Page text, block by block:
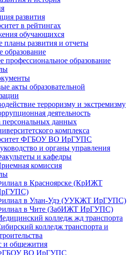
развития
в рейтингах
обучающихся
планы развития и отчеты
образование
профессиональное образование
акты образовательной
терроризму и экстремизму
деятельность
персональных данных
комплекса
ФГБОУ ВО ИрГУПС
и органы управления
и кафедры
комиссия
в Красноярске (КрИЖТ
в Улан-Удэ (УУКЖТ ИрГУПС)
в Чите (ЗабИЖТ ИрГУПС)
колледж жд транспорта
колледж транспорта и
и общежития
ВО ИрГУПС